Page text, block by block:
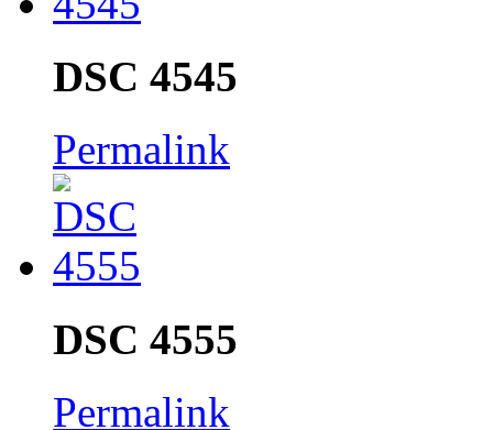
DSC 4545
Permalink
DSC 4555
Permalink